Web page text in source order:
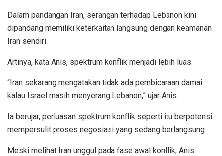
Dalam pandangan Iran, serangan terhadap Lebanon kini
dipandang memiliki keterkaitan langsung dengan keamanan
Iran sendiri.
Artinya, kata Anis, spektrum konflik menjadi lebih luas.
“Iran sekarang mengatakan tidak ada pembicaraan damai
kalau Israel masih menyerang Lebanon,” ujar Anis.
Ia berujar, perluasan spektrum konflik seperti itu berpotensi
mempersulit proses negosiasi yang sedang berlangsung.
Meski melihat Iran unggul pada fase awal konflik, Anis